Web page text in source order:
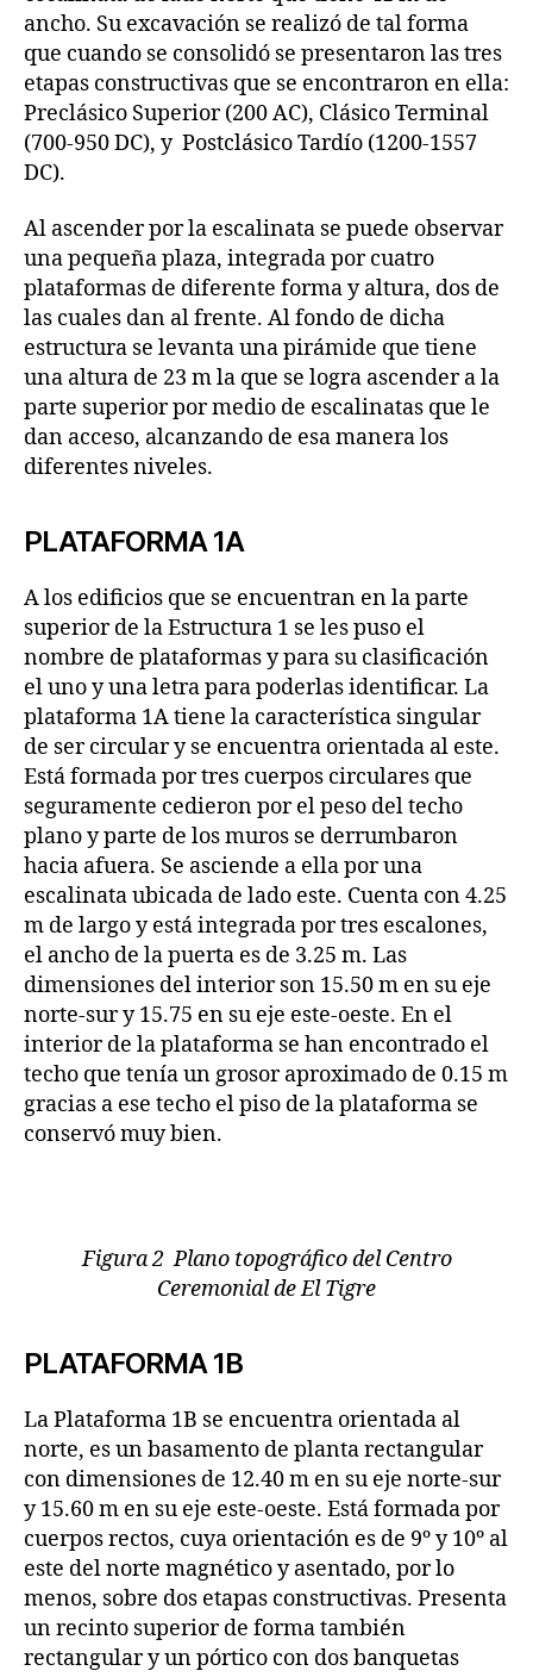
ancho. Su excavación se realizó de tal forma
que cuando se consolidó se presentaron las tres
etapas constructivas que se encontraron en ella:
Preclásico Superior (200 AC), Clásico Terminal
(700-950 DC), y Postclásico Tardío (1200-1557
DC).
Al ascender por la escalinata se puede observar
una pequeña plaza, integrada por cuatro
plataformas de diferente forma y altura, dos de
las cuales dan al frente. Al fondo de dicha
estructura se levanta una pirámide que tiene
una altura de 23 m la que se logra ascender a la
parte superior por medio de escalinatas que le
dan acceso, alcanzando de esa manera los
diferentes niveles.
PLATAFORMA 1A
A los edificios que se encuentran en la parte
superior de la Estructura 1 se les puso el
nombre de plataformas y para su clasificación
el uno y una letra para poderlas identificar. La
plataforma 1A tiene la característica singular
de ser circular y se encuentra orientada al este.
Está formada por tres cuerpos circulares que
seguramente cedieron por el peso del techo
plano y parte de los muros se derrumbaron
hacia afuera. Se asciende a ella por una
escalinata ubicada de lado este. Cuenta con 4.25
m de largo y está integrada por tres escalones,
el ancho de la puerta es de 3.25 m. Las
dimensiones del interior son 15.50 m en su eje
norte-sur y 15.75 en su eje este-oeste. En el
interior de la plataforma se han encontrado el
techo que tenía un grosor aproximado de 0.15 m
gracias a ese techo el piso de la plataforma se
conservó muy bien.
Figura 2 Plano topográfico del Centro
Ceremonial de El Tigre
PLATAFORMA 1B
La Plataforma 1B se encuentra orientada al
norte, es un basamento de planta rectangular
con dimensiones de 12.40 m en su eje norte-sur
y 15.60 m en su eje este-oeste. Está formada por
cuerpos rectos, cuya orientación es de 9º y 10º al
este del norte magnético y asentado, por lo
menos, sobre dos etapas constructivas. Presenta
un recinto superior de forma también
rectangular y un pórtico con dos banquetas